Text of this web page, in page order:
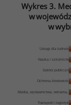
Wykres 3.
w
w